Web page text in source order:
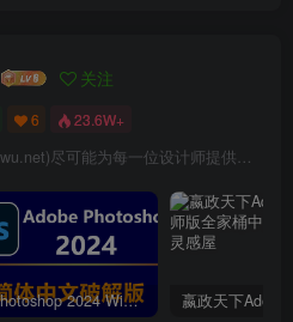
关注
6 23.6W+
Photoshop 2024 Win|Mac 简体中文破解版安装包下载及安装教程